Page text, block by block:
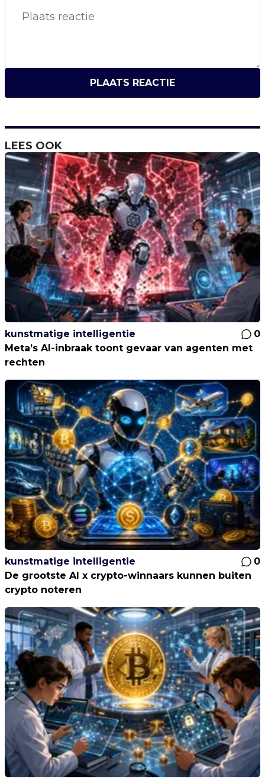
PLAATS REACTIE
LEES OOK
kunstmatige intelligentie
0
Meta’s AI-inbraak toont gevaar van agenten met
rechten
kunstmatige intelligentie
0
De grootste AI x crypto-winnaars kunnen buiten
crypto noteren